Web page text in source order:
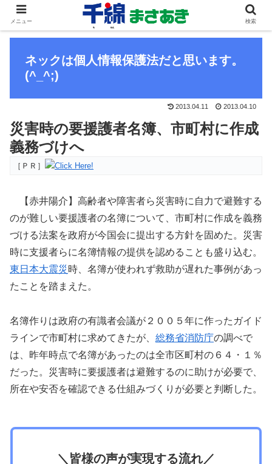
ネックは個人情報保護法だと思います。
(^_^;)
2013.04.11 2013.04.10
災害時の要援護者名簿、市町村に作成
義務づけへ
［ＰＲ］
【赤井陽介】高齢者や障害者ら災害時に自力で避難する
のが難しい要援護者の名簿について、市町村に作成を義務
づける法案を政府が今国会に提出する方針を固めた。災害
時に支援者らに名簿情報の提供を認めることも盛り込む。
東日本大震災 時、名簿が使われず救助が遅れた事例があっ
たことを踏まえた。
名簿作りは政府の有識者会議が２００５年に作ったガイド
ラインで市町村に求めてきたが、 総務省消防庁の調べで
は、昨年時点で名簿があったのは全市区町村の６４・１％
だった。災害時に要援護者は避難するのに助けが必要で、
所在や安否を確認できる仕組みづくりが必要と判断した。
＼皆様の声が実現する流れ／
メニュー 検索